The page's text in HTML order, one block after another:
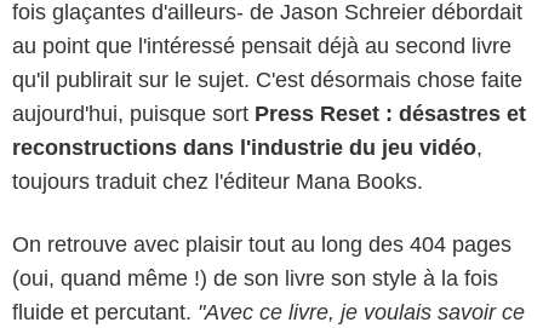
fois glaçantes d'ailleurs- de Jason Schreier débordait
au point que l'intéressé pensait déjà au second livre
qu'il publirait sur le sujet. C'est désormais chose faite
aujourd'hui, puisque sort Press Reset : désastres et
reconstructions dans l'industrie du jeu vidéo,
toujours traduit chez l'éditeur Mana Books.
On retrouve avec plaisir tout au long des 404 pages
(oui, quand même !) de son livre son style à la fois
fluide et percutant. "Avec ce livre, je voulais savoir ce